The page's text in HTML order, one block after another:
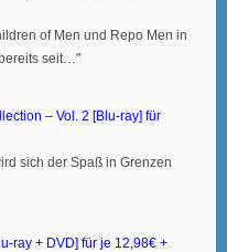
of Men und Repo Men in
seit…"
– Vol. 2 [Blu-ray] für
sich der Spaß in Grenzen
ray + DVD] für je 12,98€ +